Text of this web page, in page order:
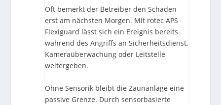
Oft bemerkt der Betreiber den Schaden
erst am nächsten Morgen. Mit rotec APS
Flexiguard lässt sich ein Ereignis bereits
während des Angriffs an Sicherheitsdienst,
Kameraüberwachung oder Leitstelle
weitergeben.
Ohne Sensorik bleibt die Zaunanlage eine
passive Grenze. Durch sensorbasierte